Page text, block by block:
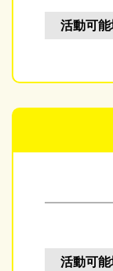
活動可
活動可